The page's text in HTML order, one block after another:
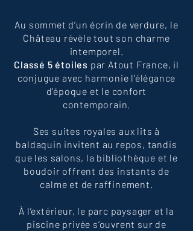
Au sommet d’un écrin de verdure, le
Château révèle tout son charme
intemporel.
Classé 5 étoiles par Atout France, il
conjugue avec harmonie l’élégance
d’époque et le confort
contemporain.
Ses suites royales aux lits à
baldaquin invitent au repos, tandis
que les salons, la bibliothèque et le
boudoir offrent des instants de
calme et de raffinement.
À l’extérieur, le parc paysager et la
piscine privée s’ouvrent sur de